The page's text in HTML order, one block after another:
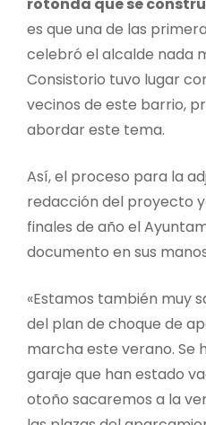
es que una de las
celebró el alcalde nada
Consistorio tuvo lugar
vecinos de este barrio,
abordar este tema.
Así, el proceso para la
redacción del proyecto
finales de año el
documento en sus
«Estamos también muy
del plan de choque de
marcha este verano. Se
garaje que han estado
otoño sacaremos a la